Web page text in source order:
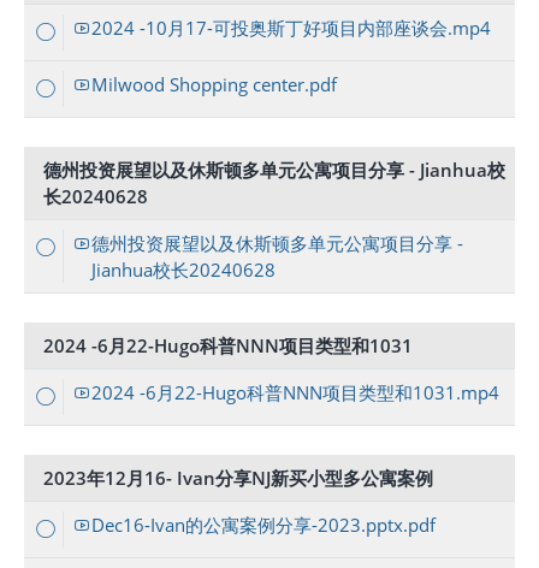
2024 -10月17-可投奥斯丁好项目内部座谈会.mp4
Milwood Shopping center.pdf
德州投资展望以及休斯顿多单元公寓项目分享 - Jianhua校
长20240628
德州投资展望以及休斯顿多单元公寓项目分享 -
Jianhua校长20240628
2024 -6月22-Hugo科普NNN项目类型和1031
2024 -6月22-Hugo科普NNN项目类型和1031.mp4
2023年12月16- Ivan分享NJ新买小型多公寓案例
Dec16-Ivan的公寓案例分享-2023.pptx.pdf